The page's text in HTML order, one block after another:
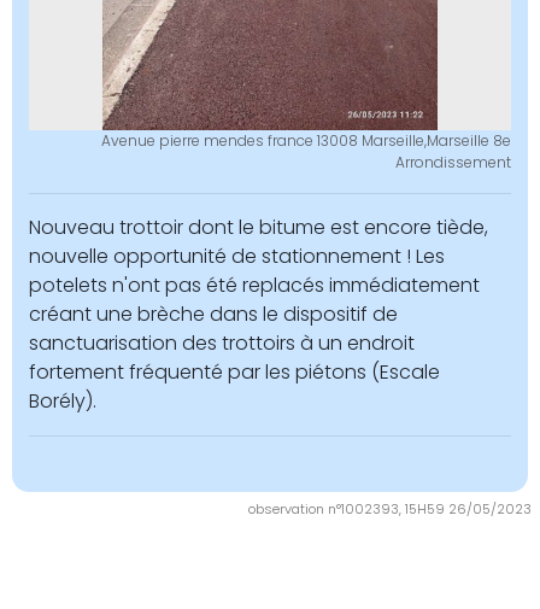
observation n°1002393, 15H59 26/05/2023
Avenue pierre mendes france 13008 Marseille,Marseille 8e
Arrondissement
Nouveau trottoir dont le bitume est encore tiède,
nouvelle opportunité de stationnement ! Les
potelets n'ont pas été replacés immédiatement
créant une brèche dans le dispositif de
sanctuarisation des trottoirs à un endroit
fortement fréquenté par les piétons (Escale
Borély).